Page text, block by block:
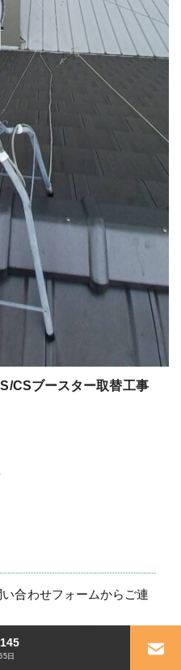
CSブースター取替工事
合わせフォームからご連
ていただきます。
日